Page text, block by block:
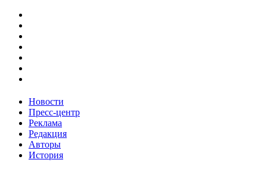
Новости
Пресс-центр
Реклама
Редакция
Авторы
История